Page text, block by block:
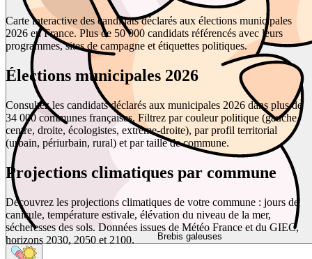
Brebis galeuses
Carte interactive des candidats déclarés aux élections municipales
2026 en France. Plus de 50 000 candidats référencés avec leurs
programmes, sites de campagne et étiquettes politiques.
Élections municipales 2026
Consultez les candidats déclarés aux municipales 2026 dans plus de
34 000 communes françaises. Filtrez par couleur politique (gauche,
centre, droite, écologistes, extrême-droite), par profil territorial
(urbain, périurbain, rural) et par taille de commune.
Projections climatiques par commune
Découvrez les projections climatiques de votre commune : jours de
canicule, température estivale, élévation du niveau de la mer,
sécheresses des sols. Données issues de Météo France et du GIEC,
horizons 2030, 2050 et 2100.